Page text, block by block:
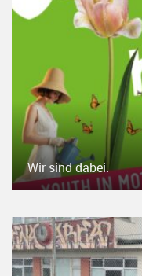
Wir sind dabei.